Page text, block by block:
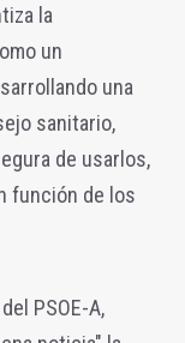
la
un
una
sanitario,
de usarlos,
función de los
PSOE-A,